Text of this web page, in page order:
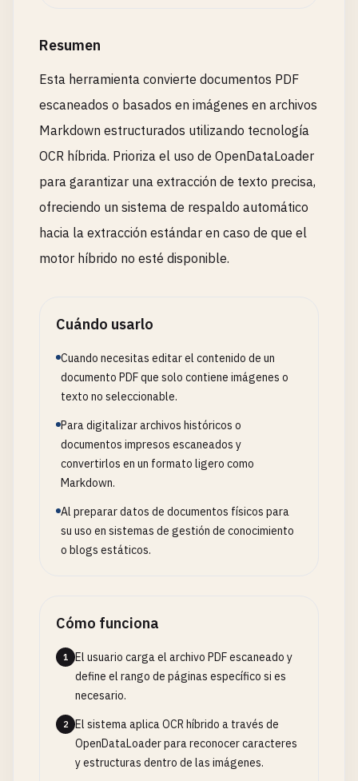
Resumen
Esta herramienta convierte documentos PDF
escaneados o basados en imágenes en archivos
Markdown estructurados utilizando tecnología
OCR híbrida. Prioriza el uso de OpenDataLoader
para garantizar una extracción de texto precisa,
ofreciendo un sistema de respaldo automático
hacia la extracción estándar en caso de que el
motor híbrido no esté disponible.
Cuándo usarlo
Cuando necesitas editar el contenido de un
documento PDF que solo contiene imágenes o
texto no seleccionable.
Para digitalizar archivos históricos o
documentos impresos escaneados y
convertirlos en un formato ligero como
Markdown.
Al preparar datos de documentos físicos para
su uso en sistemas de gestión de conocimiento
o blogs estáticos.
Cómo funciona
1
El usuario carga el archivo PDF escaneado y
define el rango de páginas específico si es
necesario.
2
El sistema aplica OCR híbrido a través de
OpenDataLoader para reconocer caracteres
y estructuras dentro de las imágenes.